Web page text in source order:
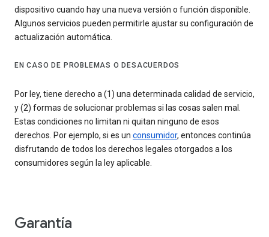
dispositivo cuando hay una nueva versión o función disponible.
Algunos servicios pueden permitirle ajustar su configuración de
actualización automática.
EN CASO DE PROBLEMAS O DESACUERDOS
Por ley, tiene derecho a (1) una determinada calidad de servicio,
y (2) formas de solucionar problemas si las cosas salen mal.
Estas condiciones no limitan ni quitan ninguno de esos
derechos. Por ejemplo, si es un consumidor, entonces continúa
disfrutando de todos los derechos legales otorgados a los
consumidores según la ley aplicable.
Garantía